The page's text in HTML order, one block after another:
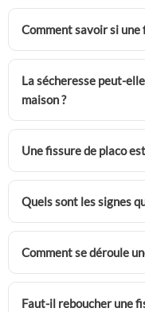
Comment savoir si
La sécheresse peut-
maison ?
Une fissure de placo
Quels sont les signes
Comment se déroule
Faut-il reboucher une